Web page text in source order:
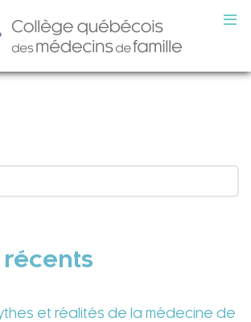
et réalités de la médecine de